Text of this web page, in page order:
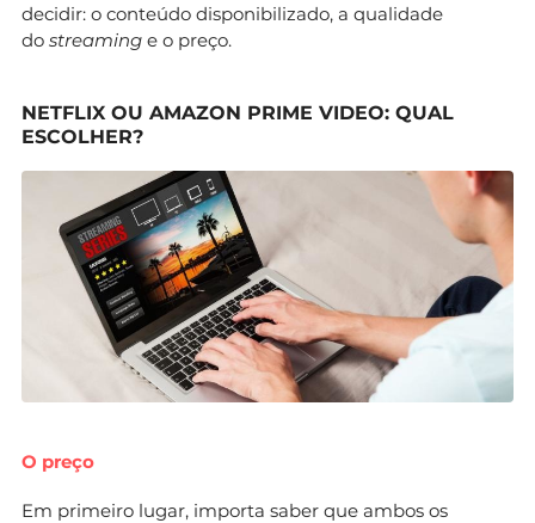
decidir: o conteúdo disponibilizado, a qualidade
do streaming e o preço.
NETFLIX OU AMAZON PRIME VIDEO: QUAL
ESCOLHER?
O preço
Em primeiro lugar, importa saber que ambos os